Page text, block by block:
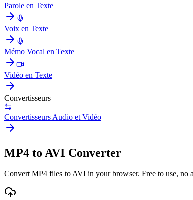
Parole en Texte
Voix en Texte
Mémo Vocal en Texte
Vidéo en Texte
Convertisseurs
Convertisseurs Audio et Vidéo
MP4 to AVI Converter
Convert MP4 files to AVI in your browser. Free to use, no